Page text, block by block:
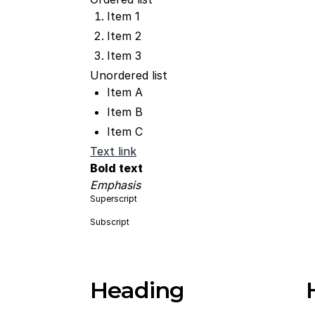
Item 1
Item 2
Item 3
Unordered list
Item A
Item B
Item C
Text link
Bold text
Emphasis
Superscript
Subscript
Heading